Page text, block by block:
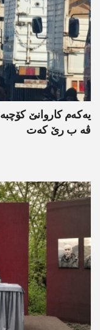
یەکەم کاروانێ
ڤە ب رێ کەت